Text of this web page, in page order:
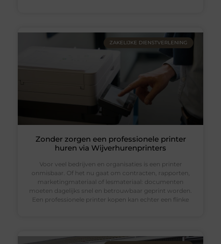
ZAKELIJKE DIENSTVERLENING
Zonder zorgen een professionele printer
huren via Wijverhurenprinters
Voor veel bedrijven en organisaties is een printer
onmisbaar. Of het nu gaat om contracten, rapporten,
marketingmateriaal of lesmateriaal: documenten
moeten dagelijks snel en betrouwbaar geprint worden.
Een professionele printer kopen kan echter een flinke